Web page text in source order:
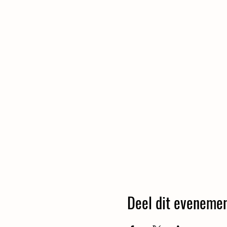
Deel dit